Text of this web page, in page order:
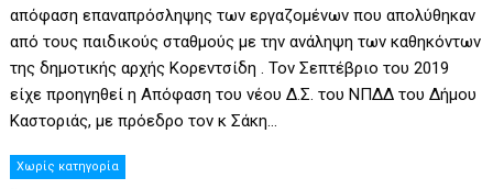
απόφαση επαναπρόσληψης των εργαζομένων που απολύθηκαν
από τους παιδικούς σταθμούς με την ανάληψη των καθηκόντων
της δημοτικής αρχής Κορεντσίδη . Τον Σεπτέβριο του 2019
είχε προηγηθεί η Απόφαση του νέου Δ.Σ. του ΝΠΔΔ του Δήμου
Καστοριάς, με πρόεδρο τον κ Σάκη…
Χωρίς κατηγορία